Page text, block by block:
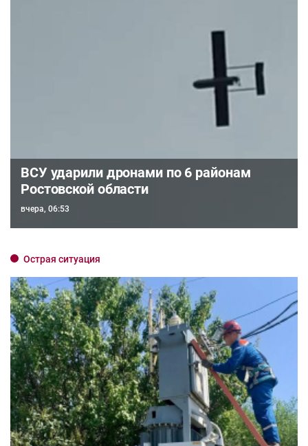
ВСУ ударили дронами по 6 районам
Ростовской области
вчера, 06:53
Острая ситуация